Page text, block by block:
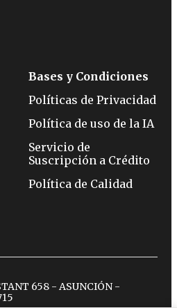
Bases y Condiciones
Políticas de Privacidad
Política de uso de la IA
Servicio de
Suscripción a Crédito
Política de Calidad
658 - ASUNCIÓN -